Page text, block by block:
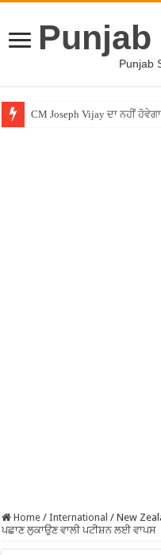
Punjab
CM Joseph Vijay ਦਾ ਨਹੀਂ
Home / International / New
ਪਛਾਣ ਲੁਕਾਉਣ ਵਾਲੀ ਪਟੀਸ਼ਨ ਲਈ ਵਾਪਸ